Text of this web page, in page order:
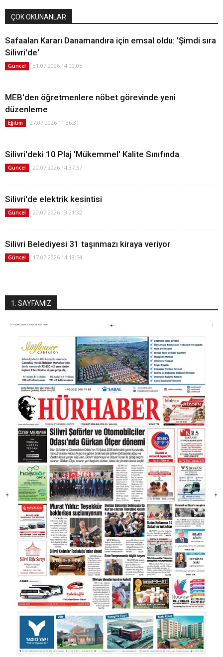
ÇOK OKUNANLAR
Safaalan Kararı Danamandıra için emsal oldu: 'Şimdi sıra
Silivri'de'
Güncel 31.07.2026 14:00:05
MEB'den öğretmenlere nöbet görevinde yeni
düzenleme
Eğitim 27.07.2026 11:36:31
Silivri'deki 10 Plaj 'Mükemmel' Kalite Sınıfında
Güncel 20.07.2026 14:37:57
Silivri'de elektrik kesintisi
Güncel 20.07.2026 13:21:32
Silivri Belediyesi 31 taşınmazı kiraya veriyor
Güncel 17.07.2026 14:18:54
1. SAYFAMIZ